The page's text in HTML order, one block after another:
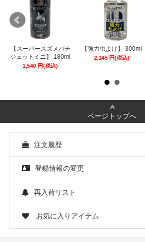
【スーパースズメバチ
ジェットミニ】 180ml
1,540 円(税込)
【強力虫よけ】 300ml
2,145 円(税込)
ページトップへ
注文履歴
登録情報の変更
再入荷リスト
お気に入りアイテム